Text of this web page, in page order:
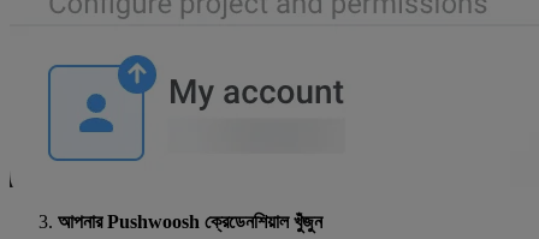
আপনার Pushwoosh ক্রেডেনশিয়াল খুঁজুন